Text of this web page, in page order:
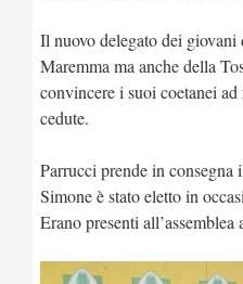
Il nuovo delegato dei
Maremma ma anche della
convincere i suoi coetanei ad
cedute.
Parrucci prende in consegna
Simone è stato eletto in
Erano presenti